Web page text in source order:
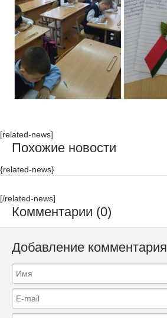
[related-news]
Похожие новости
{related-news}
[/related-news]
Комментарии (0)
Добавление комментария